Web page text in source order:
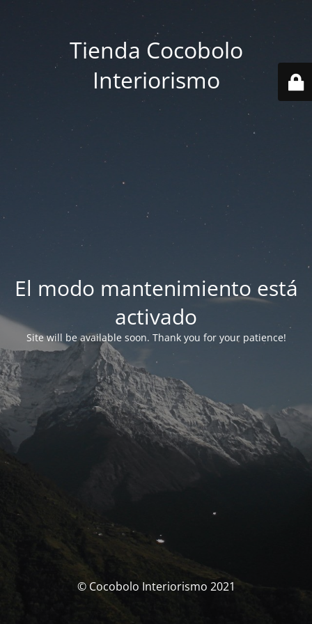
Tienda Cocobolo
Interiorismo
El modo mantenimiento está
activado
Site will be available soon. Thank you for your patience!
© Cocobolo Interiorismo 2021